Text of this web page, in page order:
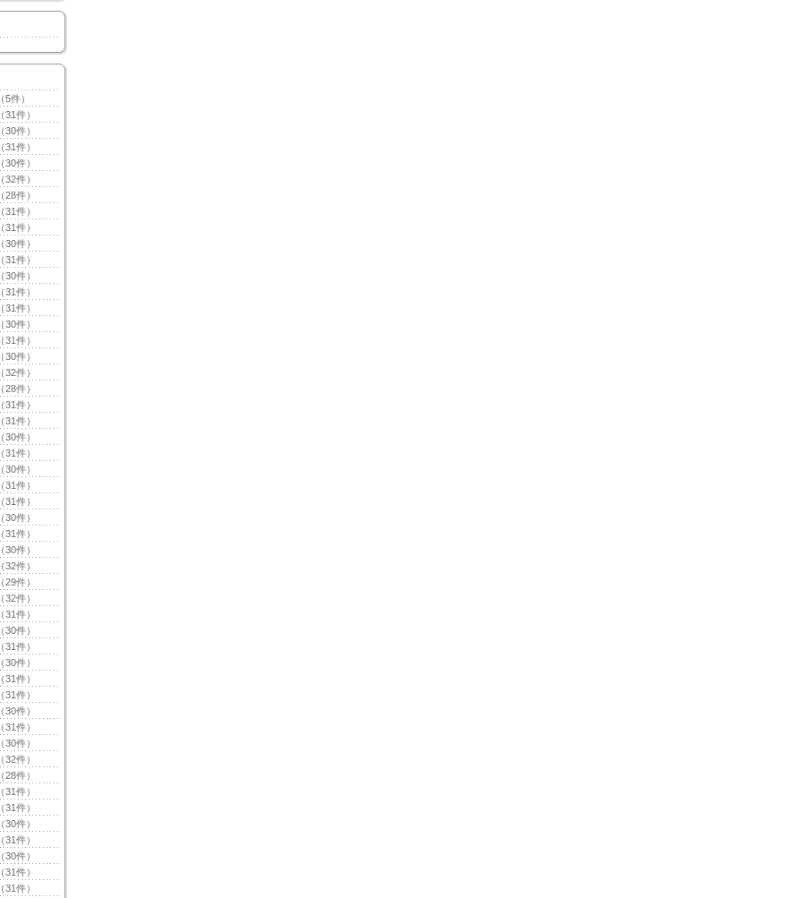
（5件）
（31件）
（30件）
（31件）
（30件）
（32件）
（28件）
（31件）
（31件）
（30件）
（31件）
（30件）
（31件）
（31件）
（30件）
（31件）
（30件）
（32件）
（28件）
（31件）
（31件）
（30件）
（31件）
（30件）
（31件）
（31件）
（30件）
（31件）
（30件）
（32件）
（29件）
（32件）
（31件）
（30件）
（31件）
（30件）
（31件）
（31件）
（30件）
（31件）
（30件）
（32件）
（28件）
（31件）
（31件）
（30件）
（31件）
（30件）
（31件）
（31件）